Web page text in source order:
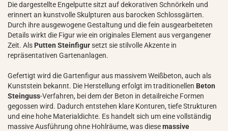
Die dargestellte Engelputte sitzt auf dekorativen Schnörkeln und
erinnert an kunstvolle Skulpturen aus barocken Schlossgärten.
Durch ihre ausgewogene Gestaltung und die fein ausgearbeiteten
Details wirkt die Figur wie ein originales Element aus vergangener
Zeit. Als Putten Steinfigursetzt sie stilvolle Akzente in
repräsentativen Gartenanlagen.
Gefertigt wird die Gartenfigur aus massivem Weißbeton, auch als
Kunststein bekannt. Die Herstellung erfolgt im traditionellen Beton
Steinguss-Verfahren, bei dem der Beton in detailreiche Formen
gegossen wird. Dadurch entstehen klare Konturen, tiefe Strukturen
und eine hohe Materialdichte. Es handelt sich um eine vollständig
massive Ausführung ohne Hohlräume, was diesemassive